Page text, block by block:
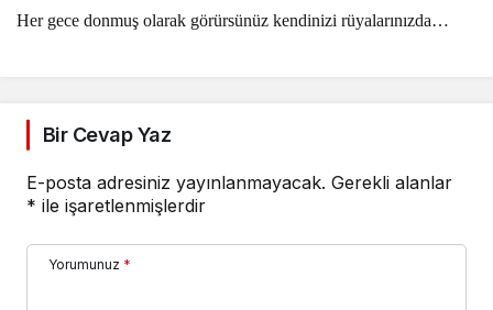
Her gece donmuş olarak görürsünüz kendinizi rüyalarınızda…
Bir Cevap Yaz
E-posta adresiniz yayınlanmayacak. Gerekli alanlar
* ile işaretlenmişlerdir
Yorumunuz *